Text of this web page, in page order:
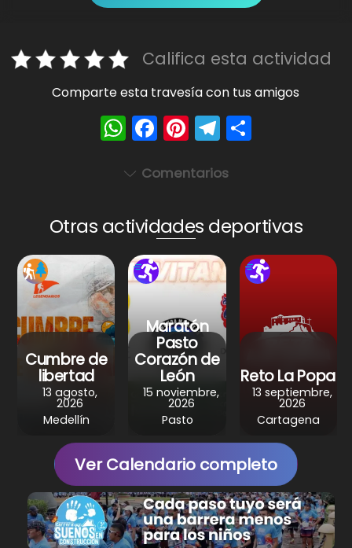
Califica esta actividad
Comparte esta travesía con tus amigos
W
h
a
A
p
p
F
a
c
b
o
o
k
Pi
nt
er
st
T
el
e
a
m
Comentarios
Otras actividades deportivas
Cumbre de
libertad
13 agosto,
2026
Medellín
Maratón
Pasto
Corazón de
León
15 noviembre,
2026
Pasto
Reto La Popa
13 septiembre,
2026
Cartagena
Ver Calendario completo